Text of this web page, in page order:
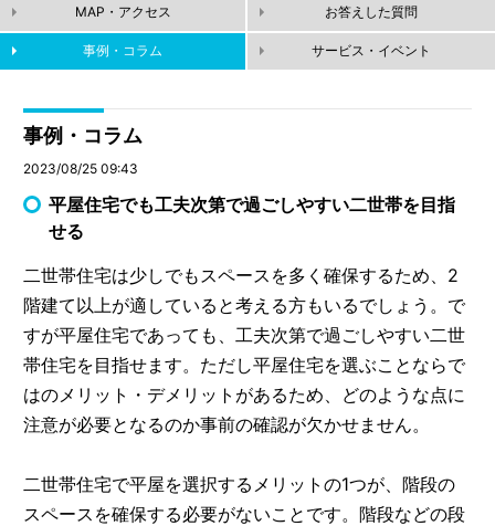
MAP・アクセス お答えした質問
事例・コラム サービス・イベント
事例・コラム
2023/08/25 09:43
平屋住宅でも工夫次第で過ごしやすい二世帯を目指
せる
二世帯住宅は少しでもスペースを多く確保するため、2
階建て以上が適していると考える方もいるでしょう。で
すが平屋住宅であっても、工夫次第で過ごしやすい二世
帯住宅を目指せます。ただし平屋住宅を選ぶことならで
はのメリット・デメリットがあるため、どのような点に
注意が必要となるのか事前の確認が欠かせません。
二世帯住宅で平屋を選択するメリットの1つが、階段の
スペースを確保する必要がないことです。階段などの段